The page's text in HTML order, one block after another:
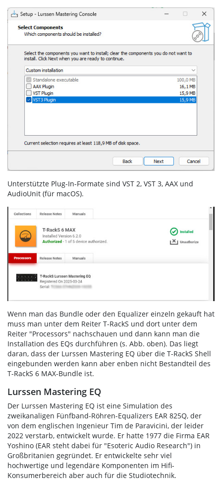
Unterstützte Plug-In-Formate sind VST 2, VST 3, AAX und
AudioUnit (für macOS).
Wenn man das Bundle oder den Equalizer einzeln gekauft hat
muss man unter dem Reiter T-RackS und dort unter dem
Reiter "Processors" nachschauen und dann kann man die
Installation des EQs durchführen (s. Abb. oben). Das liegt
daran, dass der Lurssen Mastering EQ über die T-RackS Shell
eingebunden werden kann aber enben nicht Bestandteil des
T-RackS 6 MAX-Bundle ist.
Lurssen Mastering EQ
Der Lurssen Mastering EQ ist eine Simulation des
zweikanaligen Fünfband-Röhren-Equalizers EAR 825Q, der
von dem englischen Ingenieur Tim de Paravicini, der leider
2022 verstarb, entwickelt wurde. Er hatte 1977 die Firma EAR
Yoshino (EAR steht dabei für "Esoteric Audio Research") in
Großbritanien gegründet. Er entwickelte sehr viel
hochwertige und legendäre Komponenten im Hifi-
Konsumerbereich aber auch für die Studiotechnik.